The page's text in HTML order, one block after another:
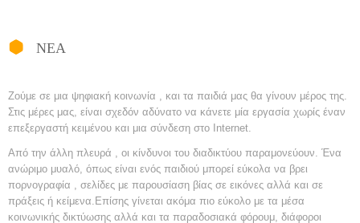
ΝΕΑ
Ζούμε σε μια ψηφιακή κοινωνία , και τα παιδιά μας θα γίνουν μέρος της.
Στις μέρες μας, είναι σχεδόν αδύνατο να κάνετε μία εργασία χωρίς έναν
επεξεργαστή κειμένου και μια σύνδεση στο Internet.
Από την άλλη πλευρά , οι κίνδυνοι του διαδικτύου παραμονεύουν. Ένα
ανώριμο μυαλό, όπως είναι ενός παιδιού μπορεί εύκολα να βρει
πορνογραφία , σελίδες με παρουσίαση βίας σε εικόνες αλλά και σε
πράξεις ή κείμενα. Επίσης γίνεται ακόμα πιο εύκολο με τα μέσα
κοινωνικής δικτύωσης αλλά και τα παραδοσιακά φόρουμ, διάφοροι